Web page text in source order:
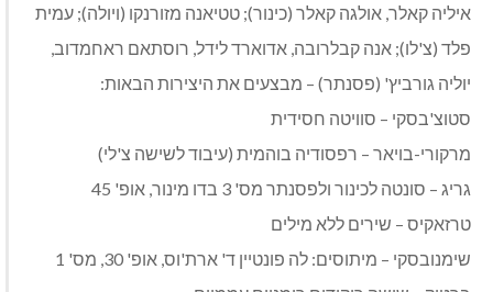
איליה קאלר, אולגה קאלר (כינור); טטיאנה מזורנקו (ויולה); עמית
פלד (צ'לו); אנה קבלרובה, אדוארד לידל, רוסתאם ראחמדוב,
יוליה גורביץ' (פסנתר) – מבצעים את היצירות הבאות:
סטוצ'בסקי – סוויטה חסידית
מרקורי-בויאר – רפסודיה בוהמית (עיבוד לשישה צ'לי)
גריג – סונטה לכינור ולפסנתר מס' 3 בדו מינור, אופ' 45
טרזאקיס – שירים ללא מילים
שימנובסקי – מיתוסים: לה פונטיין ד' ארת'וס, אופ' 30, מס' 1